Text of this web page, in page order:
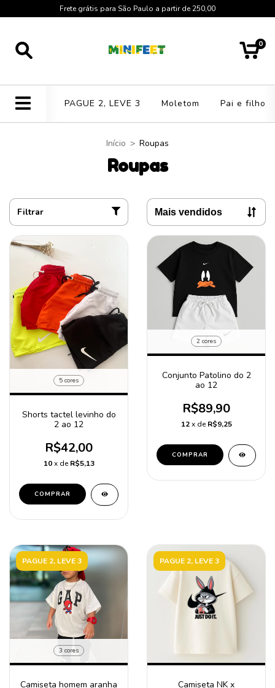
Frete grátis para São Paulo a partir de 250,00
0
PAGUE 2, LEVE 3 Moletom Pai e filho
Início > Roupas
Roupas
Filtrar
5 cores
Shorts tactel levinho do
2 ao 12
R$42,00
10 x deR$5,13
COMPRAR
2 cores
Conjunto Patolino do 2
ao 12
R$89,90
12 x deR$9,25
COMPRAR
PAGUE 2, LEVE 3
3 cores
Camiseta homem aranha
PAGUE 2, LEVE 3
Camiseta NK x